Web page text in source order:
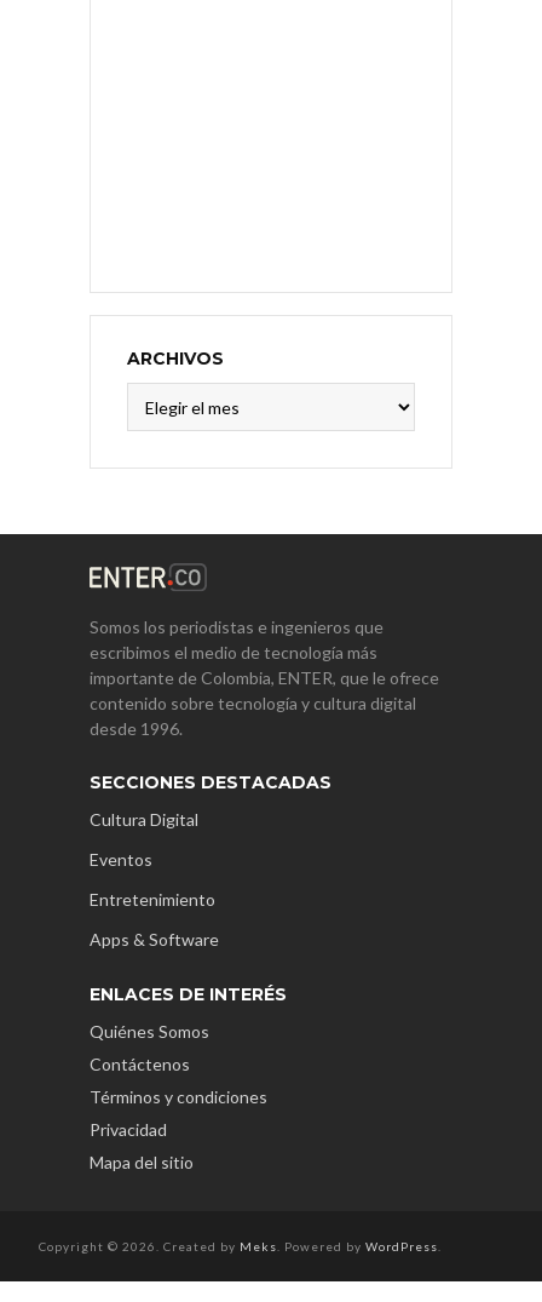
ARCHIVOS
Somos los periodistas e ingenieros que
escribimos el medio de tecnología más
importante de Colombia, ENTER, que le ofrece
contenido sobre tecnología y cultura digital
desde 1996.
SECCIONES DESTACADAS
Cultura Digital
Eventos
Entretenimiento
Apps & Software
ENLACES DE INTERÉS
Quiénes Somos
Contáctenos
Términos y condiciones
Privacidad
Mapa del sitio
Copyright © 2026. Created by Meks . Powered by WordPress